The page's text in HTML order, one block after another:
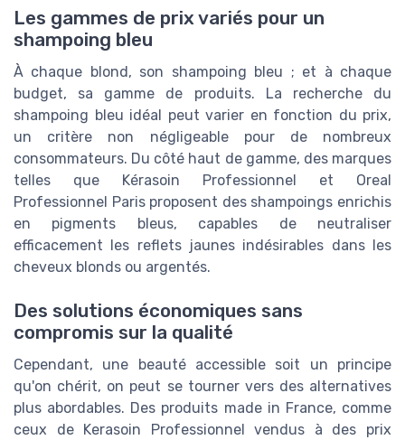
Les gammes de prix variés pour un
shampoing bleu
À chaque blond, son shampoing bleu ; et à chaque
budget, sa gamme de produits. La recherche du
shampoing bleu idéal peut varier en fonction du prix,
un critère non négligeable pour de nombreux
consommateurs. Du côté haut de gamme, des marques
telles que Kérasoin Professionnel et Oreal
Professionnel Paris proposent des shampoings enrichis
en pigments bleus, capables de neutraliser
efficacement les reflets jaunes indésirables dans les
cheveux blonds ou argentés.
Des solutions économiques sans
compromis sur la qualité
Cependant, une beauté accessible soit un principe
qu'on chérit, on peut se tourner vers des alternatives
plus abordables. Des produits made in France, comme
ceux de Kerasoin Professionnel vendus à des prix